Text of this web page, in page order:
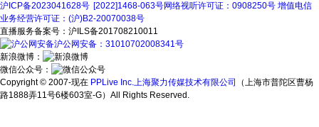
[2022]1468-063号
沪ICP备2023041628号 网络视听许可证：0908250号 增值电信
业务经营许可证：(沪)B2-20070038号
直播服务备案号：沪ILS备201708210011
沪公网安备：31010702008341号
新浪微博：
微信公众号：
Copyright © 2007-现在 PPLive Inc.上海聚力传媒技术有限公司
（上海市普陀区曹杨
路1888弄11号6楼603室-G）All Rights Reserved.